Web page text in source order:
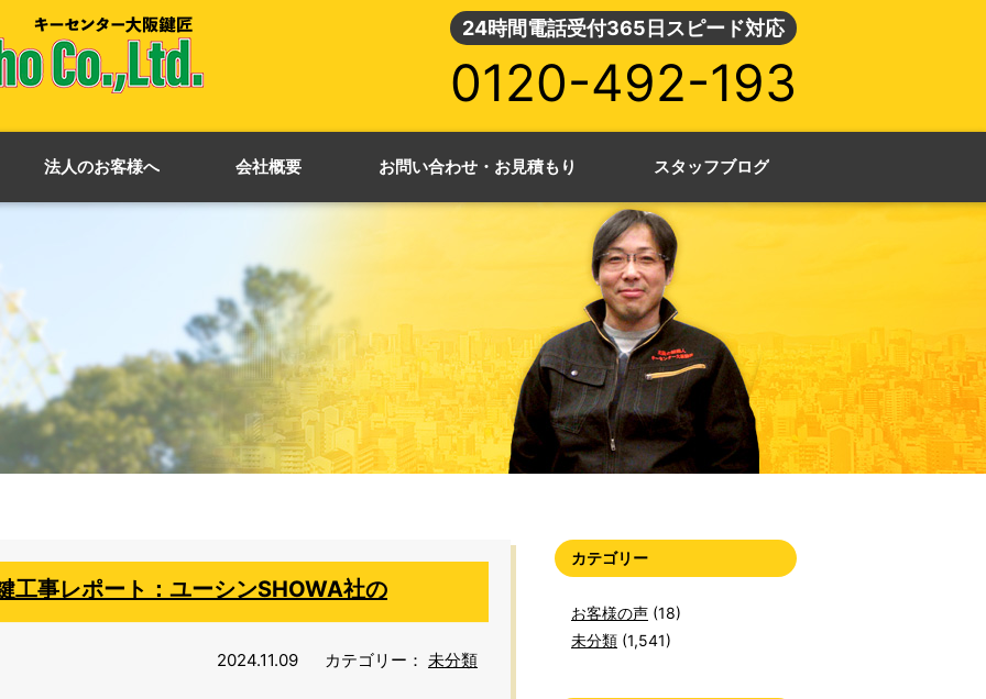
24時間電話受付365日スピード対応
0120-492-193
法人のお客様へ 会社概要 お問い合わせ・お見積もり スタッフブログ
工事レポート：ユーシンSHOWA社の
2024.11.09 カテゴリー： 未分類
カテゴリー
お客様の声 (18)
未分類 (1,541)